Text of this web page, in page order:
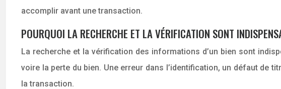
accomplir avant une transaction.
POURQUOI LA RECHERCHE ET LA VÉRIFICATION SONT
La recherche et la vérification des informations d’un bien sont
voire la perte du bien. Une erreur dans l’identification, un défaut de
la transaction.